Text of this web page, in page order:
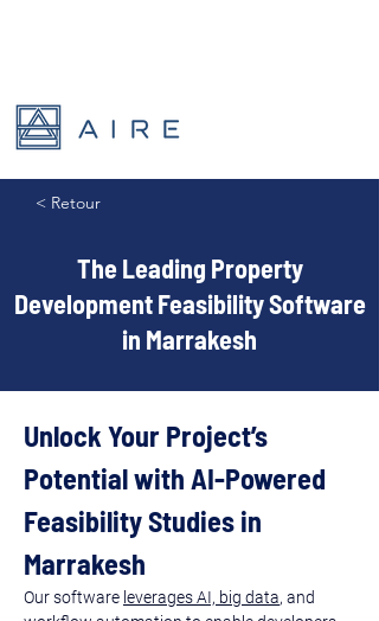
< Retour
The Leading Property
Development Feasibility Software
in Marrakesh
Unlock Your Project’s
Potential with AI-Powered
Feasibility Studies in
Marrakesh
Our software leverages AI, big data, and